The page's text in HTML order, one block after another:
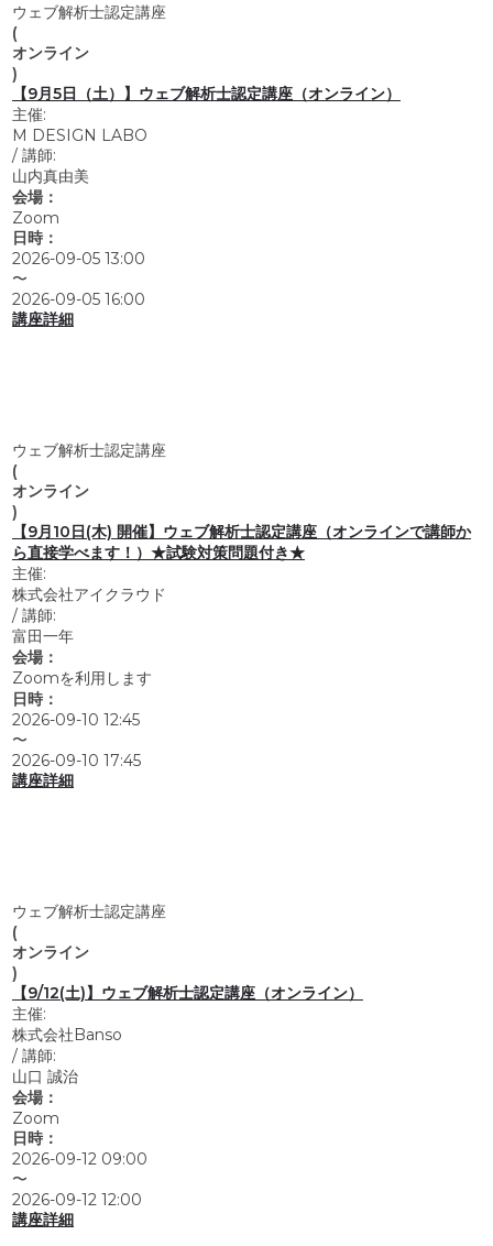
ウェブ解析士認定講座
(
オンライン
)
【9月5日（土）】ウェブ解析士認定講座（オンライン）
主催:
M DESIGN LABO
/ 講師:
山内真由美
会場：
Zoom
日時：
2026-09-05 13:00
〜
2026-09-05 16:00
講座詳細
ウェブ解析士認定講座
(
オンライン
)
【9月10日(木) 開催】ウェブ解析士認定講座（オンラインで講師か
ら直接学べます！）★試験対策問題付き★
主催:
株式会社アイクラウド
/ 講師:
富田一年
会場：
Zoomを利用します
日時：
2026-09-10 12:45
〜
2026-09-10 17:45
講座詳細
ウェブ解析士認定講座
(
オンライン
)
【9/12(土)】ウェブ解析士認定講座（オンライン）
主催:
株式会社Banso
/ 講師:
山口 誠治
会場：
Zoom
日時：
2026-09-12 09:00
〜
2026-09-12 12:00
講座詳細